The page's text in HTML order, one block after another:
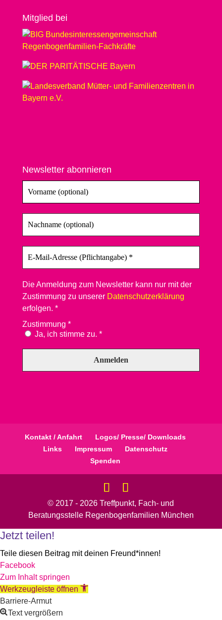
Mit­glied bei
Newsletter abonnieren
Die Anmeldung zum Newsletter kann nur mit der
Zustimmung zu unserer Datenschutzerklärung
erfolgen. *
Zustimmung *
Ja, ich stimme zu. *
Kontakt / Anfahrt
Logos/ Presse/ Downloads
Links
Impressum
Datenschutz
Spenden
© 2017 - 2026 Treffpunkt, Fach- und
Beratungsstelle Regenbogenfamilien München
Jetzt teilen!
Teile diesen Beitrag mit deinen Freund*innen!
Facebook
Zum Inhalt springen
Werkzeugleiste öffnen
Barriere-Armut
Text vergrößern